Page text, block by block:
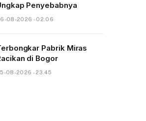
Penyebabnya
08-2026 - 02.06
Pabrik Miras
di Bogor
08-2026 - 23.45